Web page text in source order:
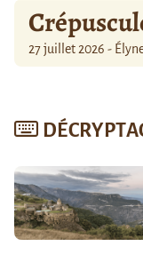
27 juillet 2026 -